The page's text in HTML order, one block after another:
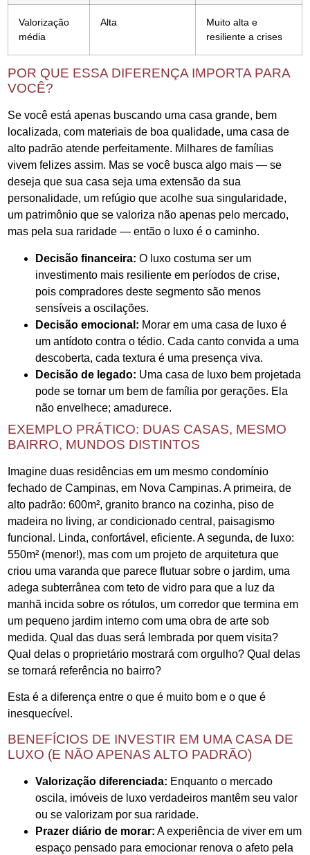
Valorização
média
Alta
Muito alta e
resiliente a crises
POR QUE ESSA DIFERENÇA IMPORTA PARA
VOCÊ?
Se você está apenas buscando uma casa grande, bem
localizada, com materiais de boa qualidade, uma casa de
alto padrão atende perfeitamente. Milhares de famílias
vivem felizes assim. Mas se você busca algo mais — se
deseja que sua casa seja uma extensão da sua
personalidade, um refúgio que acolhe sua singularidade,
um patrimônio que se valoriza não apenas pelo mercado,
mas pela sua raridade — então o luxo é o caminho.
Decisão financeira: O luxo costuma ser um
investimento mais resiliente em períodos de crise,
pois compradores deste segmento são menos
sensíveis a oscilações.
Decisão emocional: Morar em uma casa de luxo é
um antídoto contra o tédio. Cada canto convida a uma
descoberta, cada textura é uma presença viva.
Decisão de legado: Uma casa de luxo bem projetada
pode se tornar um bem de família por gerações. Ela
não envelhece; amadurece.
EXEMPLO PRÁTICO: DUAS CASAS, MESMO
BAIRRO, MUNDOS DISTINTOS
Imagine duas residências em um mesmo condomínio
fechado de Campinas, em Nova Campinas. A primeira, de
alto padrão: 600m², granito branco na cozinha, piso de
madeira no living, ar condicionado central, paisagismo
funcional. Linda, confortável, eficiente. A segunda, de luxo:
550m² (menor!), mas com um projeto de arquitetura que
criou uma varanda que parece flutuar sobre o jardim, uma
adega subterrânea com teto de vidro para que a luz da
manhã incida sobre os rótulos, um corredor que termina em
um pequeno jardim interno com uma obra de arte sob
medida. Qual das duas será lembrada por quem visita?
Qual delas o proprietário mostrará com orgulho? Qual delas
se tornará referência no bairro?
Esta é a diferença entre o que é muito bom e o que é
inesquecível.
BENEFÍCIOS DE INVESTIR EM UMA CASA DE
LUXO (E NÃO APENAS ALTO PADRÃO)
Valorização diferenciada: Enquanto o mercado
oscila, imóveis de luxo verdadeiros mantêm seu valor
ou se valorizam por sua raridade.
Prazer diário de morar: A experiência de viver em um
espaço pensado para emocionar renova o afeto pela